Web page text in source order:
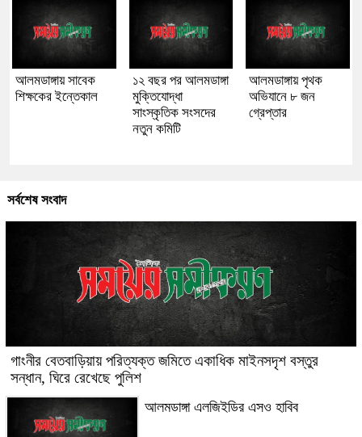
আলমডাঙ্গায় সাবেক
শিক্ষকের ইন্তেকাল
১২ বছর পর আলমডাঙ্গা
মুক্তিযোদ্ধা
সাংস্কৃতিক সংসদের
নতুন কমিটি
আলমডাঙ্গায় পৃথক
অভিযানে ৮ জন
গ্রেপ্তার
সর্বশেষ সংবাদ
গাংনীর বেতবাড়িয়ায় পরিত্যক্ত জমিতে একাধিক মাইনসদৃশ বস্তুর
সন্ধান, ঘিরে রেখেছে পুলিশ
আলমডাঙ্গা এলজিইডির এসও হাবিব